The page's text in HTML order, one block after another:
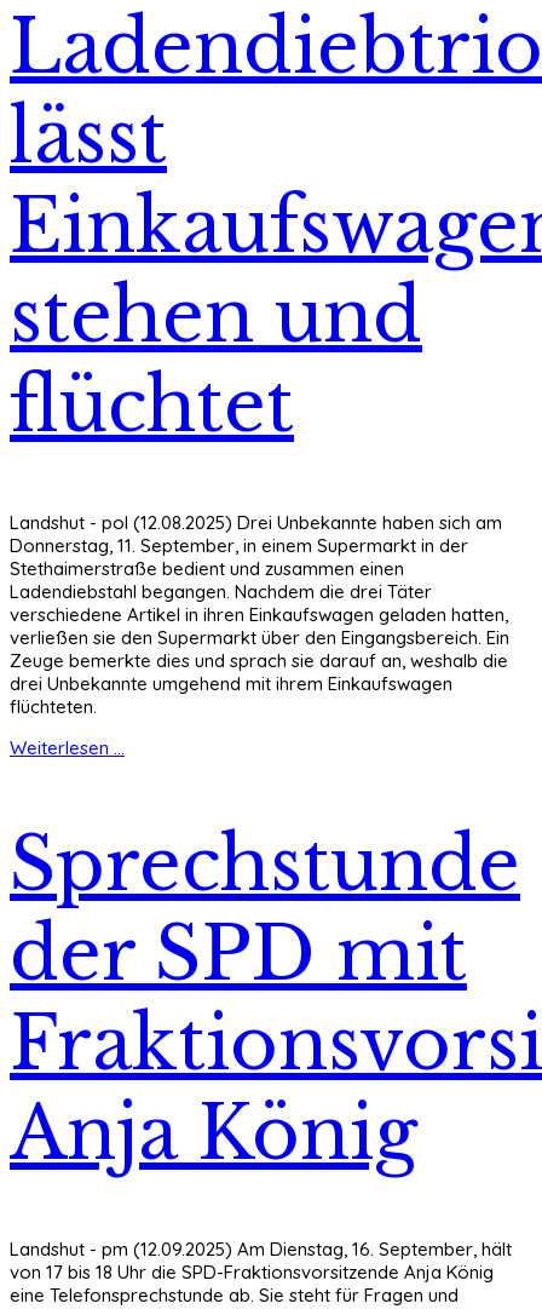
Ladendiebtrio
lässt
stehen und
flüchtet
Landshut - pol (12.08.2025) Drei Unbekannte haben sich am
Donnerstag, 11. September, in einem Supermarkt in der
Stethaimerstraße bedient und zusammen einen
Ladendiebstahl begangen. Nachdem die drei Täter
verschiedene Artikel in ihren Einkaufswagen geladen hatten,
verließen sie den Supermarkt über den Eingangsbereich. Ein
Zeuge bemerkte dies und sprach sie darauf an, weshalb die
drei Unbekannte umgehend mit ihrem Einkaufswagen
flüchteten.
Weiterlesen ...
Sprechstunde
der SPD mit
Anja König
Landshut - pm (12.09.2025) Am Dienstag, 16. September, hält
von 17 bis 18 Uhr die SPD-Fraktionsvorsitzende Anja König
eine Telefonsprechstunde ab. Sie steht für Fragen und